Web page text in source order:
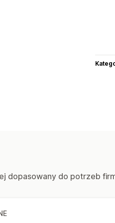
dopasowany do potrzeb